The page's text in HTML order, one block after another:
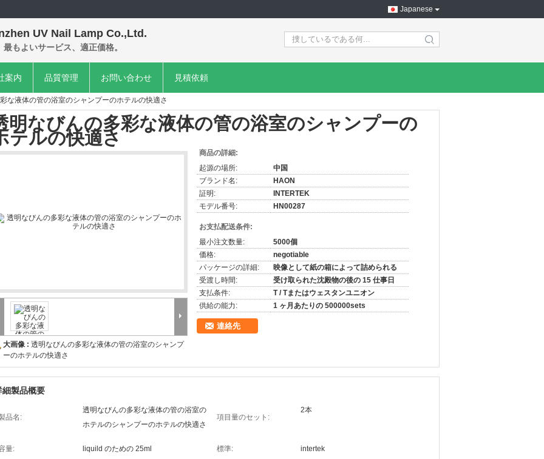
Japanese
UV Nail Lamp Co.,Ltd.
最もよいサービス、適正価格。 search
案内 品質管理 お問い合わせ 見積依頼
な液体の管の浴室のシャンプーのホテルの快適さ
明なびんの多彩な液体の管の浴室のシャンプーの
テルの快適さ
大画像 : 透明なびんの多彩な液体の管の浴室のシャンプ
ーのホテルの快適さ
商品の詳細:
起源の場所:
中国
ブランド名:
HAON
証明:
INTERTEK
モデル番号:
HN00287
お支払配送条件:
最小注文数量:
5000個
価格:
negotiable
パッケージの詳細:
映像として紙の箱によって詰められる
受渡し時間:
受け取られた沈殿物の後の 15 仕事日
支払条件:
T / Tまたはウェスタンユニオン
供給の能力:
1 ヶ月あたりの 500000sets
連絡先
細製品概要
品名:
透明なびんの多彩な液体の管の浴室の
ホテルのシャンプーのホテルの快適さ
項目量のセット:
2本
量: liquild のための 25ml 標準: intertek